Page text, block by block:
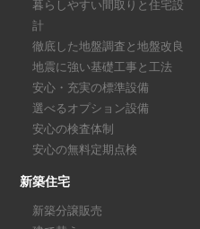
暮らしやすい間取りと住宅設
計
徹底した地盤調査と地盤改良
地震に強い基礎工事と工法
安心・充実の標準設備
選べるオプション設備
安心の検査体制
安心の無料定期点検
新築住宅
新築分譲販売